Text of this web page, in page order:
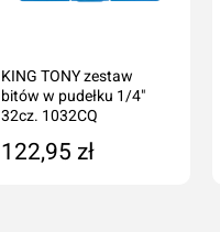
KING TONY zestaw
bitów w pudełku 1/4"
32cz. 1032CQ
122,95 zł